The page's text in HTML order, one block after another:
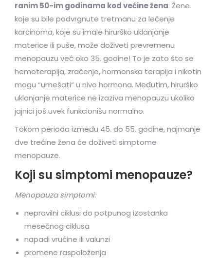
ranim 50-im godinama kod većine žena. Žene
koje su bile podvrgnute tretmanu za lečenje
karcinoma, koje su imale hirurško uklanjanje
materice ili puše, može doživeti prevremenu
menopauzu već oko 35. godine! To je zato što se
hemoterapija, zračenje, hormonska terapija i nikotin
mogu “umešati“ u nivo hormona. Međutim, hirurško
uklanjanje materice ne izaziva menopauzu ukoliko
jajnici još uvek funkcionišu normalno.
Tokom perioda između 45. do 55. godine, najmanje
dve trećine žena će doživeti simptome
menopauze.
Koji su simptomi menopauze?
Menopauza simptomi:
nepravilni ciklusi do potpunog izostanka
mesečnog ciklusa
napadi vrućine ili valunzi
promene raspoloženja